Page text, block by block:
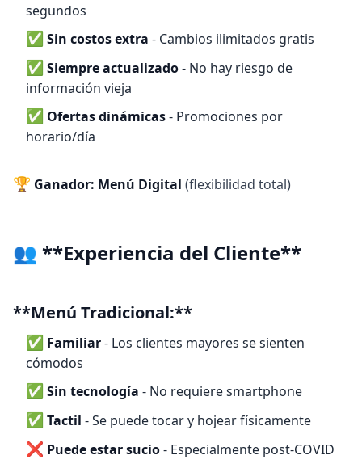
segundos
✅ Sin costos extra - Cambios ilimitados gratis
✅ Siempre actualizado- No hay riesgo de
información vieja
✅ Ofertas dinámicas- Promociones por
horario/día
🏆 Ganador: Menú Digital (flexibilidad total)
👥 **Experiencia del Cliente**
**Menú Tradicional:**
✅ Familiar- Los clientes mayores se sienten
cómodos
✅ Sin tecnología - No requiere smartphone
✅ Tactil - Se puede tocar y hojear físicamente
❌ Puede estar sucio- Especialmente post-COVID